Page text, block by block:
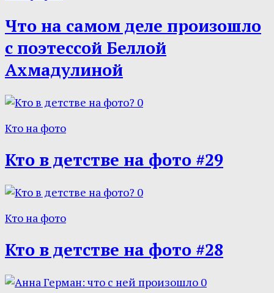
Что на самом деле произошло
с поэтессой Беллой
Ахмадулиной
0
Кто на фото
Кто в детстве на фото #29
0
Кто на фото
Кто в детстве на фото #28
0